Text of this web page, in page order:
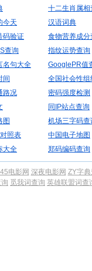
十二生肖属相
今天
汉语词典
码验证
食物营养成分
查询
指纹运势查询
名句大全
GooglePR值
间
全国社会性组
路况
密码强度检测
同IP站点查询
图
机场三字码查
照表
中国电子地图
大全 郑码编码查询
电影网 深夜电影网 ZY字
觅我词查询 英雄联盟词查